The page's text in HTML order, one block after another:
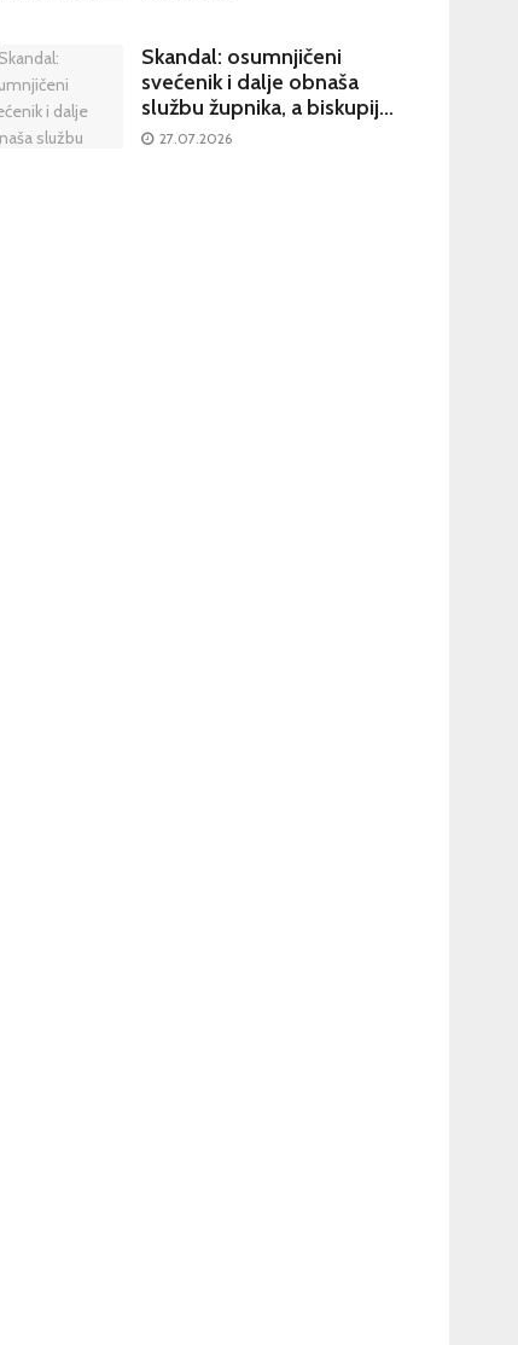
Skandal: osumnjičeni
svećenik i dalje obnaša
službu župnika, a biskupija
priopćila da je sve
27.07.2026